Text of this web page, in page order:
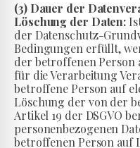
(3) Dauer der
Löschung der Daten:
der Datenschutz-
Bedingungen erfüllt,
der betroffenen Person
für die Verarbeitung
betroffene Person auf
Löschung der von der
Artikel 19 der DSGVO
personenbezogenen
betroffenen Person auf